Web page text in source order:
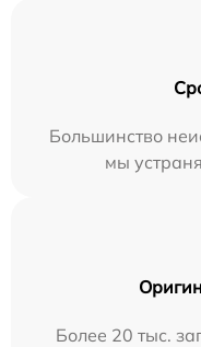
Большинство
мы
Более 20 тыс.